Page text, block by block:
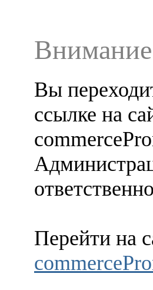
Вы
ссылке на
Перейти на